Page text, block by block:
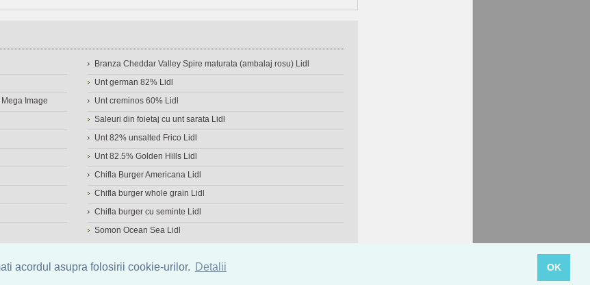
acordul asupra folosirii cookie-urilor. Detalii OK
Image
Branza Cheddar Valley Spire maturata (ambalaj rosu) Lidl
Unt german 82% Lidl
Unt creminos 60% Lidl
Saleuri din foietaj cu unt sarata Lidl
Unt 82% unsalted Frico Lidl
Unt 82.5% Golden Hills Lidl
Chifla Burger Americana Lidl
Chifla burger whole grain Lidl
Chifla burger cu seminte Lidl
Somon Ocean Sea Lidl
| Calculator calorii| Calorii consumate|IMC